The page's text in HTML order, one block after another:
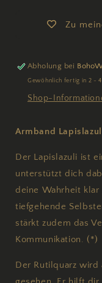
Zu
Abholung bei
Gewöhnlich fertig in 2 - 4
Shop-
Armband
Der Lapislazuli ist
unterstützt dich
deine Wahrheit
tiefgehende
stärkt zudem das
Kommunikation. (*)
Der Rutilquarz